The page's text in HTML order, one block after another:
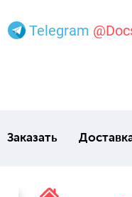
Telegram
Заказать